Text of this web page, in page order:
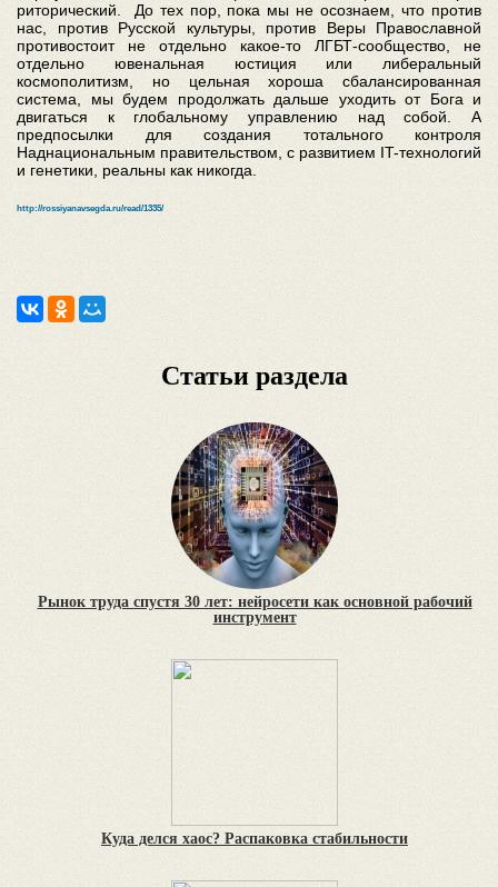
риторический. До тех пор, пока мы не осознаем, что против
нас, против Русской культуры, против Веры Православной
противостоит не отдельно какое-то ЛГБТ-сообщество, не
отдельно ювенальная юстиция или либеральный
космополитизм, но цельная хороша сбалансированная
система, мы будем продолжать дальше уходить от Бога и
двигаться к глобальному управлению над собой. А
предпосылки для создания тотального контроля
Наднациональным правительством, с развитием IT-технологий
и генетики, реальны как никогда.
http://rossiyanavsegda.ru/read/1335/
Статьи раздела
Рынок труда спустя 30 лет: нейросети как основной рабочий
инструмент
Куда делся хаос? Распаковка стабильности